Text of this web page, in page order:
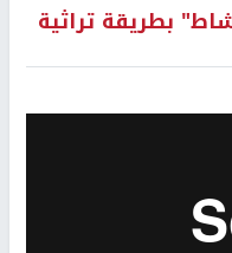
بطريقة تراثية